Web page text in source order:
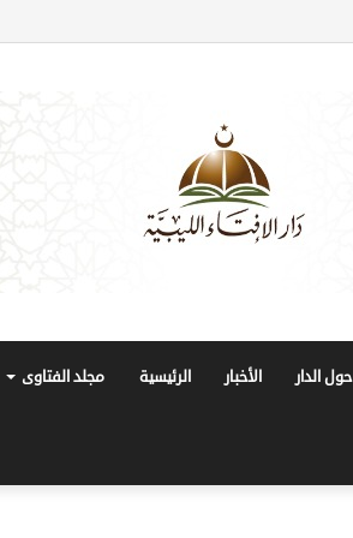
حول الدار الأخبار الرئيسية مجلد الفتاوى